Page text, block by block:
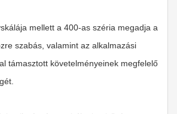
mellett a 400-as széria megadja a
szabás, valamint az alkalmazási
támasztott követelményeinek megfelelő